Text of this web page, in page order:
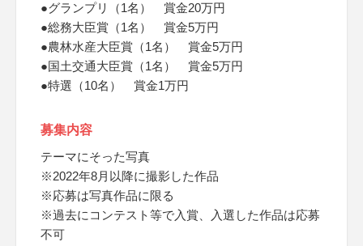
●グランプリ（1名） 賞金20万円
●総務大臣賞（1名） 賞金5万円
●農林水産大臣賞（1名） 賞金5万円
●国土交通大臣賞（1名） 賞金5万円
●特選（10名） 賞金1万円
募集内容
テーマにそった写真
※2022年8月以降に撮影した作品
※応募は写真作品に限る
※過去にコンテスト等で入賞、入選した作品は応募
不可